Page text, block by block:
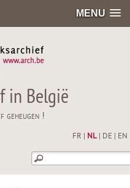
MENU
in België
geheugen !
FR NL| DE EN